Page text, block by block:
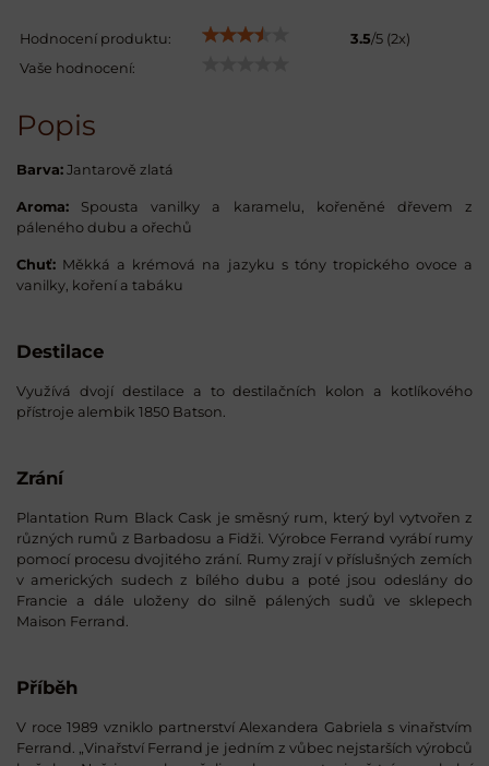
Hodnocení produktu: 3.5/5 (2x)
Vaše hodnocení:
Popis
Barva: Jantarově zlatá
Aroma: Spousta vanilky a karamelu, kořeněné dřevem z
páleného dubu a ořechů
Chuť: Měkká a krémová na jazyku s tóny tropického ovoce a
vanilky, koření a tabáku
Destilace
Využívá dvojí destilace a to destilačních kolon a kotlíkového
přístroje alembik 1850 Batson.
Zrání
Plantation Rum Black Cask je směsný rum, který byl vytvořen z
různých rumů z Barbadosu a Fidži. Výrobce Ferrand vyrábí rumy
pomocí procesu dvojitého zrání. Rumy zrají v příslušných zemích
v amerických sudech z bílého dubu a poté jsou odeslány do
Francie a dále uloženy do silně pálených sudů ve sklepech
Maison Ferrand.
Příběh
V roce 1989 vzniklo partnerství Alexandera Gabriela s vinařstvím
Ferrand. „Vinařství Ferrand je jedním z vůbec nejstarších výrobců